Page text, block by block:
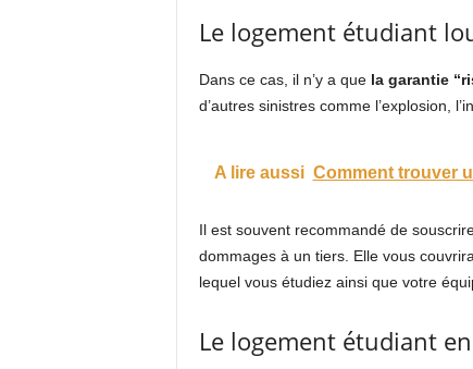
Le logement étudiant
Dans ce cas, il n’y a que la garantie
d’autres sinistres comme l’explosion,
A lire aussi Comment trouver
Il est souvent recommandé de
dommages à un tiers. Elle vous
lequel vous étudiez ainsi que votre
Le logement étudiant